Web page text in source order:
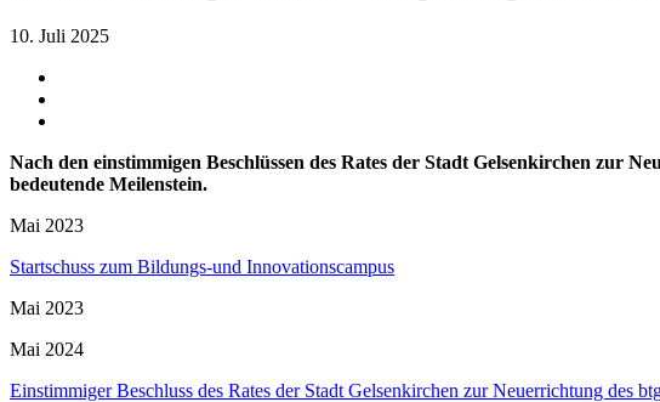
10. Juli 2025
Nach den einstimmigen Beschlüssen des Rates der Stadt Gelsenkirchen zur
bedeutende Meilenstein.
Mai 2023
Startschuss zum Bildungs-und Innovationscampus
Mai 2023
Mai 2024
Einstimmiger Beschluss des Rates der Stadt Gelsenkirchen zur Neuerrichtung des